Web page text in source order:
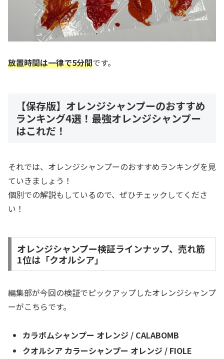
放置時間は一律で5分間です。
【保存版】オレンジシャンプーのおすすめ
ランキング4選！最強オレンジシャンプー
はこれだ！
それでは、オレンジシャンプーのおすすめランキングを見
ていきましょう！
個別での解説もしているので、ぜひチェックしてくださ
い！
オレンジシャンプー検証ラインナップ、売れ筋
1位は「クオルシア」
編集部が今回の検証でピックアップしたオレンジシャンプ
ーがこちらです。
カラボムシャンプー オレンジ / CALABOMB
クオルシア カラーシャンプー オレンジ / FIOLE